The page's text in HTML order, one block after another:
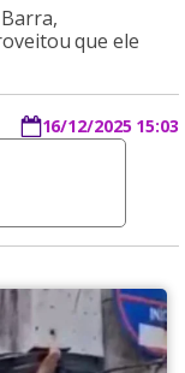
que ele
16/12/2025 15:03